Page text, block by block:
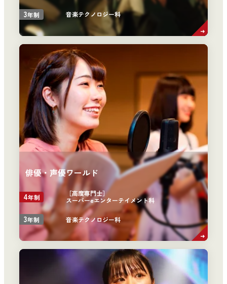
3年制 音楽テクノロジー科
俳優・声優ワールド
4年制
［高度専門士］
スーパーeエンターテイメント科
3年制 音楽テクノロジー科